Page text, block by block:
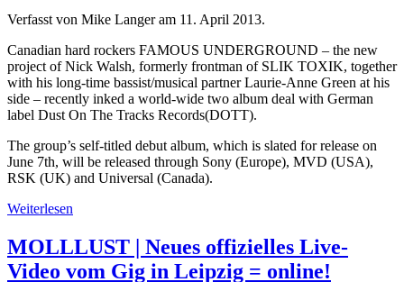
Verfasst von Mike Langer am 11. April 2013.
Canadian hard rockers FAMOUS UNDERGROUND – the new
project of Nick Walsh, formerly frontman of SLIK TOXIK, together
with his long-time bassist/musical partner Laurie-Anne Green at his
side – recently inked a world-wide two album deal with German
label Dust On The Tracks Records(DOTT).
The group’s self-titled debut album, which is slated for release on
June 7th, will be released through Sony (Europe), MVD (USA),
RSK (UK) and Universal (Canada).
Weiterlesen
MOLLLUST | Neues offizielles Live-
Video vom Gig in Leipzig = online!